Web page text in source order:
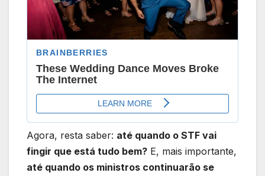
Agora, resta saber: até quando o STF vai
fingir que está tudo bem? E, mais importante,
até quando os ministros continuarão se